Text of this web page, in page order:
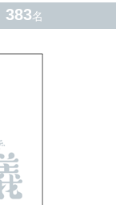
383名